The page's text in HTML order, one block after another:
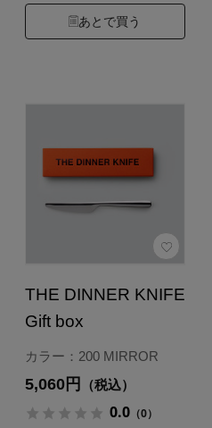
あとで買う
THE DINNER KNIFE
Gift box
カラー：200 MIRROR
5,060円 （税込）
0.0（0）